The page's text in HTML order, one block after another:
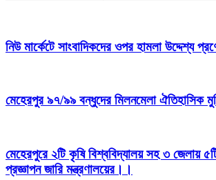
নিউ মার্কেটে সাংবাদিকদের ওপর হামলা উদ্দেশ্য
মেহেরপুর ৯৭/৯৯ বন্ধুদের মিলনমেলা ঐতিহাসিক
মেহেরপুরে ২টি কৃষি বিশ্ববিদ্যালয় সহ ৩ জেলায়
প্রজ্ঞাপন জারি মন্ত্রণালয়ের।।